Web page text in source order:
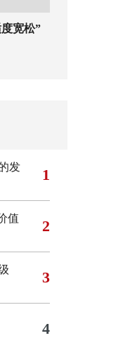
宽松”
发
1
值 2
3
4